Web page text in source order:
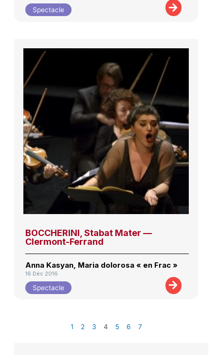
Spectacle
BOCCHERINI, Stabat Mater —
Clermont-Ferrand
Anna Kasyan, Maria dolorosa « en Frac »
16 Déc 2016
Spectacle
1 2 3 4 5 6 7